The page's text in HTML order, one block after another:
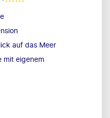
auf das Meer
mit eigenem